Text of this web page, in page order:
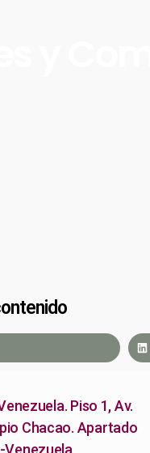
Piso 1, Av.
Chacao. Apartado
Venezuela